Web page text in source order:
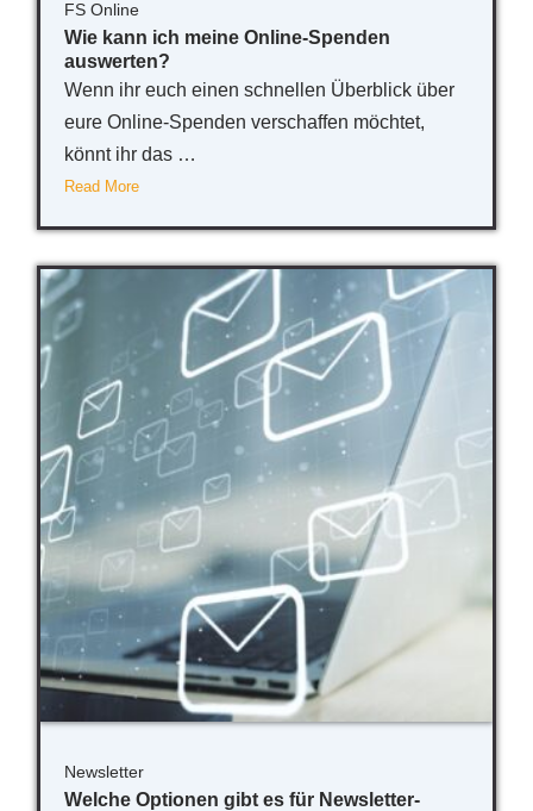
FS Online
Wie kann ich meine Online-Spenden
auswerten?
Wenn ihr euch einen schnellen Überblick über
eure Online-Spenden verschaffen möchtet,
könnt ihr das …
Read More
Newsletter
Welche Optionen gibt es für Newsletter-